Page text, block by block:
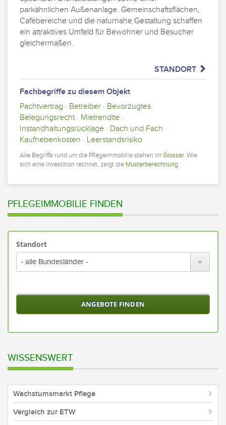
parkähnlichen Außenanlage. Gemeinschaftsflächen,
Cafébereiche und die naturnahe Gestaltung schaffen
ein attraktives Umfeld für Bewohner und Besucher
gleichermaßen.
STANDORT
Fachbegriffe zu diesem Objekt
Pachtvertrag · Betreiber · Bevorzugtes
Belegungsrecht· Mietrendite ·
Instandhaltungsrücklage · Dach und Fach ·
Kaufnebenkosten · Leerstandsrisiko
Alle Begriffe rund um die Pflegeimmobilie stehen imGlossar. Wie
sich eine Investition rechnet, zeigt die Musterberechnung.
PFLEGEIMMOBILIE FINDEN
Standort
WISSENSWERT
Wachstumsmarkt Pflege
Vergleich zur ETW